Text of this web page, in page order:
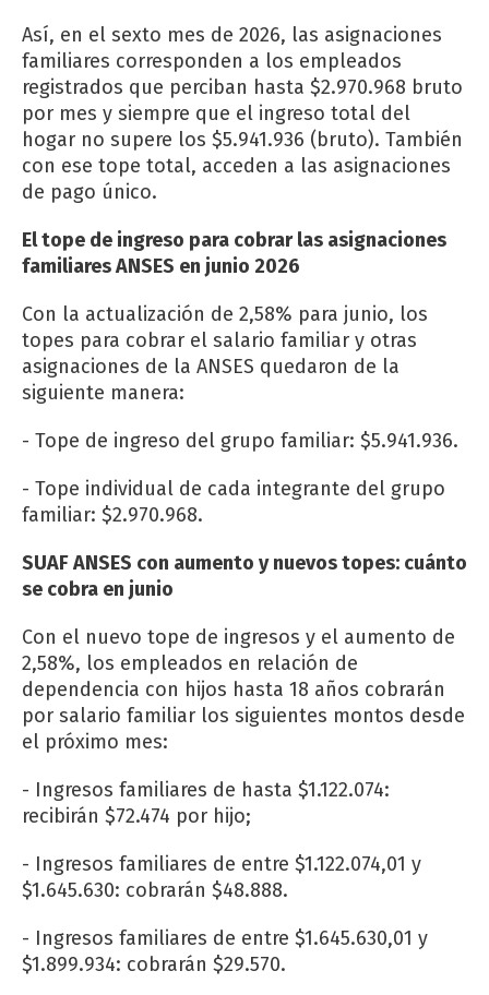
Así, en el sexto mes de 2026, las asignaciones
familiares corresponden a los empleados
registrados que perciban hasta $2.970.968 bruto
por mes y siempre que el ingreso total del
hogar no supere los $5.941.936 (bruto). También
con ese tope total, acceden a las asignaciones
de pago único.
El tope de ingreso para cobrar las asignaciones
familiares ANSES en junio 2026
Con la actualización de 2,58% para junio, los
topes para cobrar el salario familiar y otras
asignaciones de la ANSES quedaron de la
siguiente manera:
- Tope de ingreso del grupo familiar: $5.941.936.
- Tope individual de cada integrante del grupo
familiar: $2.970.968.
SUAF ANSES con aumento y nuevos topes: cuánto
se cobra en junio
Con el nuevo tope de ingresos y el aumento de
2,58%, los empleados en relación de
dependencia con hijos hasta 18 años cobrarán
por salario familiar los siguientes montos desde
el próximo mes:
- Ingresos familiares de hasta $1.122.074:
recibirán $72.474 por hijo;
- Ingresos familiares de entre $1.122.074,01 y
$1.645.630: cobrarán $48.888.
- Ingresos familiares de entre $1.645.630,01 y
$1.899.934: cobrarán $29.570.